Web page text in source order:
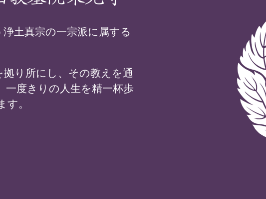
土真宗の一宗派に属する
り所にし、その教えを通
一度きりの人生を精一杯歩
。